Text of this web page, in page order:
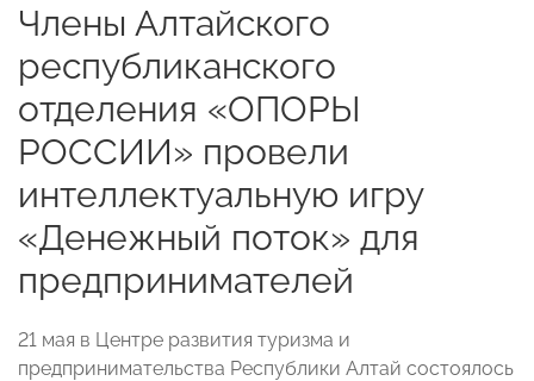
Члены Алтайского
республиканского
отделения «ОПОРЫ
РОССИИ» провели
интеллектуальную игру
«Денежный поток» для
предпринимателей
21 мая в Центре развития туризма и
предпринимательства Республики Алтай состоялось